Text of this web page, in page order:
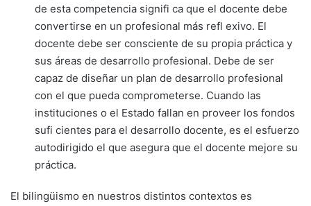
de esta competencia signifi ca que el docente debe
convertirse en un profesional más refl exivo. El
docente debe ser consciente de su propia práctica y
sus áreas de desarrollo profesional. Debe de ser
capaz de diseñar un plan de desarrollo profesional
con el que pueda comprometerse. Cuando las
instituciones o el Estado fallan en proveer los fondos
sufi cientes para el desarrollo docente, es el esfuerzo
autodirigido el que asegura que el docente mejore su
práctica.
El bilingüismo en nuestros distintos contextos es